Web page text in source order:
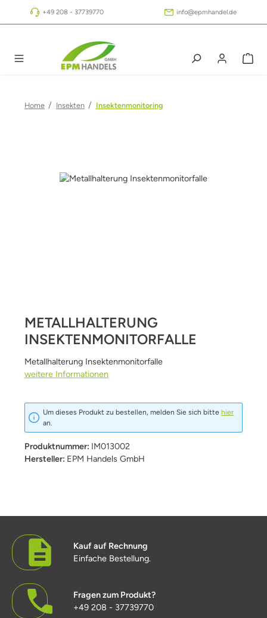
Zum Hauptinhalt springen
+49 208 - 37739770 info@epmhandel.de
Home / Insekten / Insektenmonitoring
Bildergalerie überspringen
METALLHALTERUNG
INSEKTENMONITORFALLE
Metallhalterung Insektenmonitorfalle
weitere Informationen
Um dieses Produkt zu bestellen, melden Sie sich bitte hier
an.
Produktnummer: IM013002
Hersteller: EPM Handels GmbH
Kauf auf Rechnung
Einfache Bestellung.
Fragen zum Produkt?
+49 208 - 37739770